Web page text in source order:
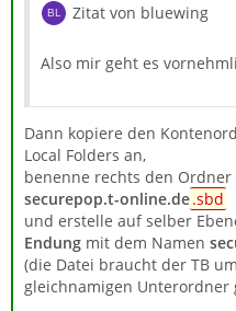
Zitat von bluewing
Also mir geht es
Dann kopiere den
Local Folders an,
benenne rechts den
securepop.t-online.de.sbd
und erstelle auf selber
Endung mit dem Namen
(die Datei braucht der TB
gleichnamigen Unterordner